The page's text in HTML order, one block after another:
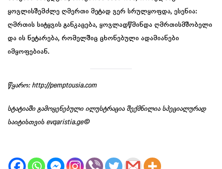
ყოვლისშემძლე ღმერთი მეტად ვერ სრულყოფდა, ესენია:
ღმრთის სიტყვის განკაცება, ყოვლადწმინდა ღმრთისმშობელი
და ის ნეტარება, რომელშიც ცხონებული ადამიანები
იმყოფებიან.
წყარო: http://pemptousia.com
სტატიაში გამოყენებული ილუსტრაცია შექმნილია სპეციალურად
საიტისთვის evqaristia.ge©